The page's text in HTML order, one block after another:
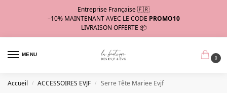
Entreprise Française 🇫🇷
–10% MAINTENANT AVEC LE CODE PROMO10
LIVRAISON OFFERTE 📦
MENU
0
Accueil / ACCESSOIRES EVJF / Serre Tête Mariee Evjf